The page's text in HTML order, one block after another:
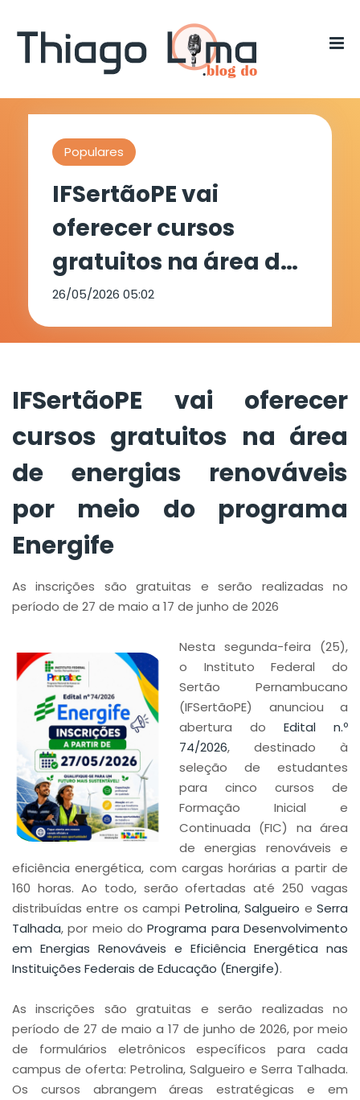
Populares
IFSertãoPE vai
oferecer cursos
gratuitos na área de
energias renováveis
por meio do
26/05/2026 05:02
IFSertãoPE vai oferecer
cursos gratuitos na área
de energias renováveis
por meio do programa
Energife
As inscrições são gratuitas e serão realizadas no
período de 27 de maio a 17 de junho de 2026
Nesta segunda-feira (25),
o Instituto Federal do
Sertão Pernambucano
(IFSertãoPE) anunciou a
abertura doEdital n.º
74/2026, destinado à
seleção de estudantes
para cinco cursos de
Formação Inicial e
Continuada (FIC) na área
de energias renováveis e
eficiência energética, com cargas horárias a partir de
160 horas. Ao todo, serão ofertadas até 250 vagas
distribuídas entre os campi Petrolina,Salgueiro eSerra
Talhada, por meio doPrograma para Desenvolvimento
em Energias Renováveis e Eficiência Energética nas
Instituições Federais de Educação (Energife).
As inscrições são gratuitas e serão realizadas no
período de 27 de maio a 17 de junho de 2026, por meio
de formulários eletrônicos específicos para cada
campus de oferta: Petrolina, Salgueiro e Serra Talhada.
Os cursos abrangem áreas estratégicas e em